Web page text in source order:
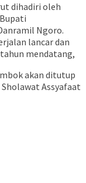
dihadiri oleh
Ngoro.
lancar dan
mendatang,
akan ditutup
Assyafaat